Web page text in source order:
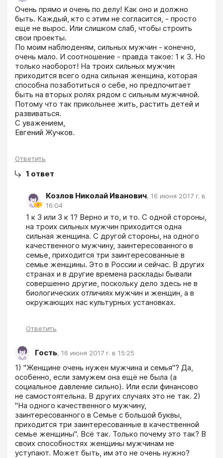
Очень прямо и очень по делу! Как оно и должно
быть. Каждый, кто с этим не согласится, - просто
еще не вырос. Или слишком слаб, чтобы строить
свои проекты.
По моим наблюденям, сильных мужчин - конечно,
очень мало. И соотношение - правда такое: 1 к 3. Но
только наоборот! На троих сильных мужчин
приходится всего одна сильная женщина, которая
способна позаботиться о себе, но предпочитает
быть на вторых ролях рядом с сильным мужчиной.
Потому что так прикольнее жить, растить детей и
развиваться.
С уважением,
Евгений Жучков.
Ответить
1 ответ
Козлов Николай Иванович, 16 июня 2017 г. в
16:04
1 к 3 или 3 к 1? Верно и то, и то. С одной стороны,
на троих сильных мужчин приходится одна
сильная женщина. С другой стороны, на одного
качественного мужчину, заинтересованного в
семье, приходится три заинтересованные в
семье женщины. Это в России и сейчас. В других
странах и в другие времена расклады бывали
совершенно другие, поскольку дело здесь не в
биологических отличиях мужчин и женщин, а в
окружающих нас культурных установках.
Ответить
Гость, 16 июня 2017 г. в 15:25
1) "Женщине очень нужен мужчина и семья"? Да,
особенно, если замужем она ещё не была (а
социальное давление сильно). Или если финансово
не самостоятельна. В других случаях это не так. 2)
"На одного качественного мужчину,
заинтересованного в Семье с большой буквы,
приходится три заинтересованные в качественной
семье женщины". Всё так. Только почему это так? В
своих способностях женщины мужчинам не
уступают. Может быть, им это не очень нужно?